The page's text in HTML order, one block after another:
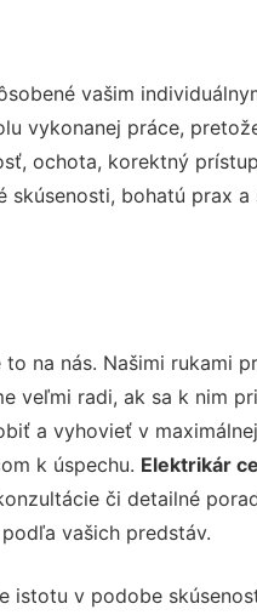
vašim
vykonanej práce,
ochota, korektný
bohatú prax a
na nás. Našimi rukami
veľmi radi, ak sa k nim
a vyhovieť v
k úspechu. Elektrikár
či detailné
vašich predstáv.
istotu v podobe